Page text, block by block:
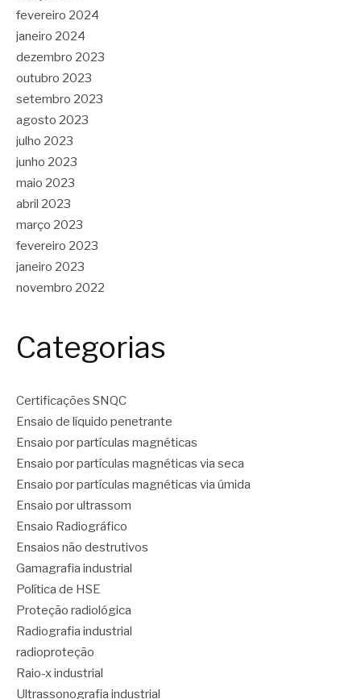
fevereiro 2024
janeiro 2024
dezembro 2023
outubro 2023
setembro 2023
agosto 2023
julho 2023
junho 2023
maio 2023
abril 2023
março 2023
fevereiro 2023
janeiro 2023
novembro 2022
Categorias
Certificações SNQC
Ensaio de líquido penetrante
Ensaio por partículas magnéticas
Ensaio por partículas magnéticas via seca
Ensaio por partículas magnéticas via úmida
Ensaio por ultrassom
Ensaio Radiográfico
Ensaios não destrutivos
Gamagrafia industrial
Política de HSE
Proteção radiológica
Radiografia industrial
radioproteção
Raio-x industrial
Ultrassonografia industrial